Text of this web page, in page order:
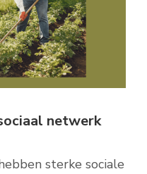
netwerk
sterke sociale